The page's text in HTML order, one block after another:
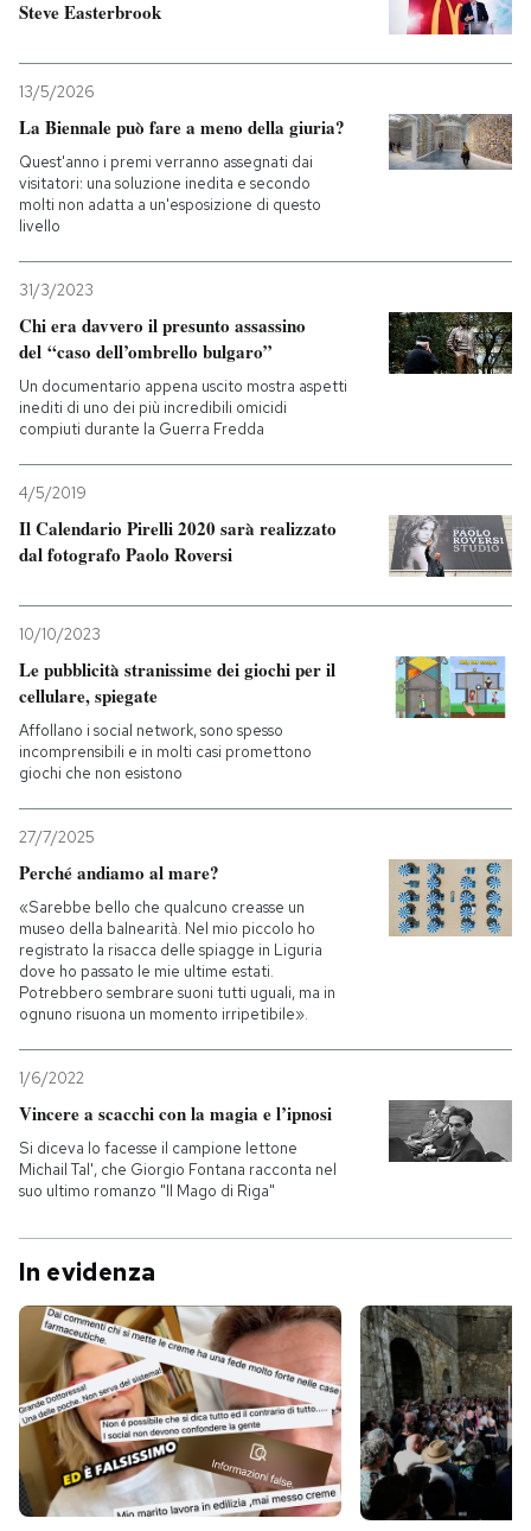
Steve Easterbrook
13/5/2026
La Biennale può fare a meno della giuria?
Quest'anno i premi verranno assegnati dai
visitatori: una soluzione inedita e secondo
molti non adatta a un'esposizione di questo
livello
31/3/2023
Chi era davvero il presunto assassino
del “caso dell’ombrello bulgaro”
Un documentario appena uscito mostra aspetti
inediti di uno dei più incredibili omicidi
compiuti durante la Guerra Fredda
4/5/2019
Il Calendario Pirelli 2020 sarà realizzato
dal fotografo Paolo Roversi
10/10/2023
Le pubblicità stranissime dei giochi per il
cellulare, spiegate
Affollano i social network, sono spesso
incomprensibili e in molti casi promettono
giochi che non esistono
27/7/2025
Perché andiamo al mare?
«Sarebbe bello che qualcuno creasse un
museo della balnearità. Nel mio piccolo ho
registrato la risacca delle spiagge in Liguria
dove ho passato le mie ultime estati.
Potrebbero sembrare suoni tutti uguali, ma in
ognuno risuona un momento irripetibile».
1/6/2022
Vincere a scacchi con la magia e l’ipnosi
Si diceva lo facesse il campione lettone
Michail Tal', che Giorgio Fontana racconta nel
suo ultimo romanzo "Il Mago di Riga"
In evidenza